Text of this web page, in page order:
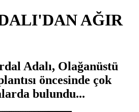
AĞIR
Adalı, Olağanüstü
öncesinde çok
bulundu...